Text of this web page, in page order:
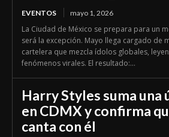
EVENTOS mayo 1, 2026
La Ciudad de México se prepara para un
será la excepción. Mayo llega cargado de
cartelera que mezcla ídolos globales,
fenómenos virales. El resultado:...
Harry Styles suma una
en CDMX y confirma
canta con él